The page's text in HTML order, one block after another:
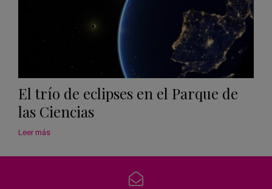
El trío de eclipses en el Parque de
las Ciencias
Leer más